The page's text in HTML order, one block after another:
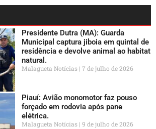
Presidente Dutra (MA): Guarda
Municipal captura jiboia em quintal de
residência e devolve animal ao habitat
natural.
Malagueta Notícias 7 de julho de 2026
Piauí: Avião monomotor faz pouso
forçado em rodovia após pane
elétrica.
Malagueta Notícias 9 de julho de 2026